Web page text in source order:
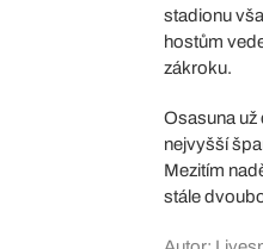
stadionu
hostům
zákroku.
Osasuna už
nejvyšší
Mezitím
stále